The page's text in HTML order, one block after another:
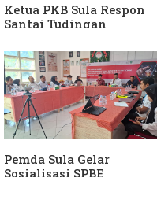
Ketua PKB Sula Respon
Santai Tudingan
Dia Kangen Saya
Pemda Sula Gelar
Sosialisasi SPBE